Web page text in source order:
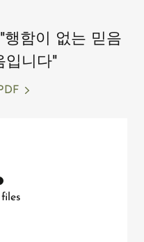
행함이 없는 믿음
입니다"